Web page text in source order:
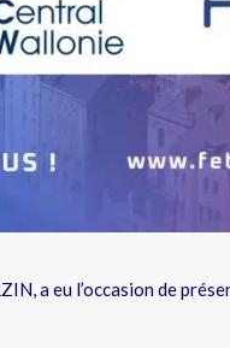
a eu l’occasion de